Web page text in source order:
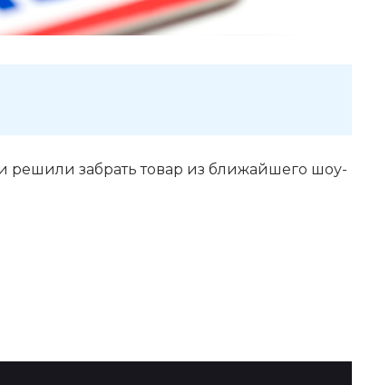
решили забрать товар из ближайшего шоу-